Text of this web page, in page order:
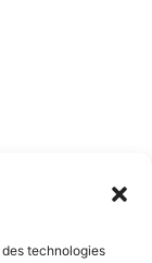
technologies